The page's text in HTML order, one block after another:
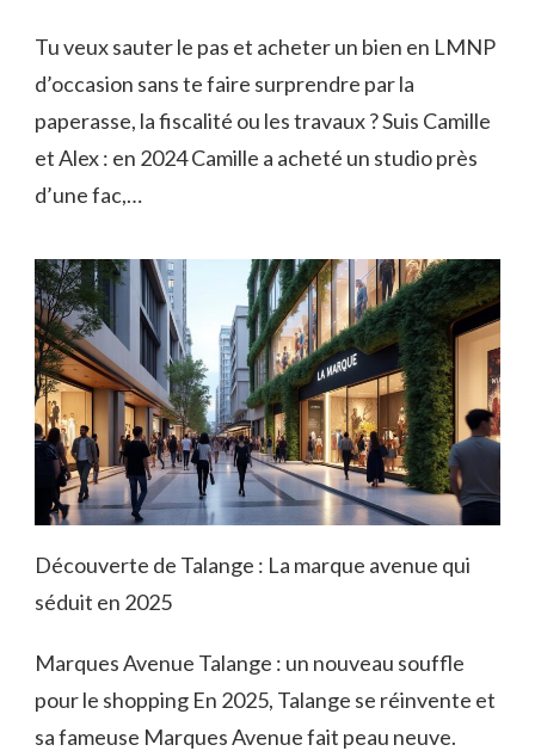
Tu veux sauter le pas et acheter un bien en LMNP
d’occasion sans te faire surprendre par la
paperasse, la fiscalité ou les travaux ? Suis Camille
et Alex : en 2024 Camille a acheté un studio près
d’une fac,…
Découverte de Talange : La marque avenue qui
séduit en 2025
Marques Avenue Talange : un nouveau souffle
pour le shopping En 2025, Talange se réinvente et
sa fameuse Marques Avenue fait peau neuve.